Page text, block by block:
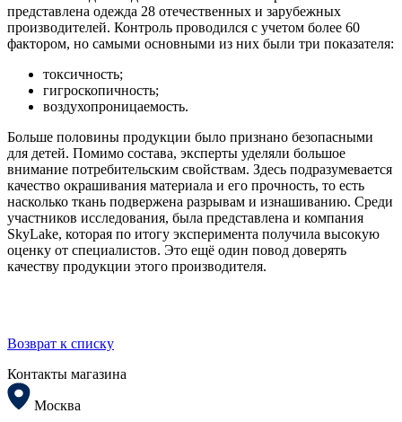
представлена одежда 28 отечественных и зарубежных
производителей. Контроль проводился с учетом более 60
фактором, но самыми основными из них были три показателя:
токсичность;
гигроскопичность;
воздухопроницаемость.
Больше половины продукции было признано безопасными
для детей. Помимо состава, эксперты уделяли большое
внимание потребительским свойствам. Здесь подразумевается
качество окрашивания материала и его прочность, то есть
насколько ткань подвержена разрывам и изнашиванию. Среди
участников исследования, была представлена и компания
SkyLake, которая по итогу эксперимента получила высокую
оценку от специалистов. Это ещё один повод доверять
качеству продукции этого производителя.
Возврат к списку
Контакты магазина
Москва